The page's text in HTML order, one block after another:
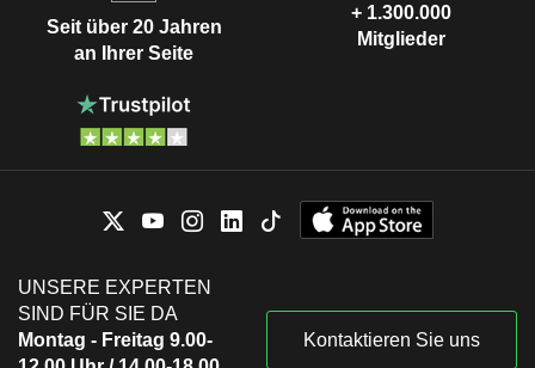
Seit über 20 Jahren
an Ihrer Seite
+ 1.300.000
Mitglieder
UNSERE EXPERTEN
SIND FÜR SIE DA
Montag - Freitag 9.00-
Kontaktieren Sie uns